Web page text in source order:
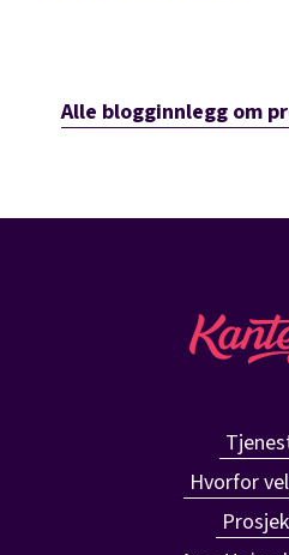
Alle blogginnlegg om
Hvorfor